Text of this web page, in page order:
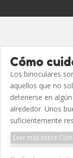
Cómo
Los binoculares
aquellos que no
detenerse en
alrededor. Unos
suficientemente
Leer más sobre